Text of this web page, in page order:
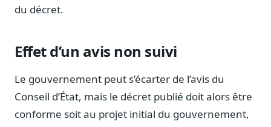
Chercheurs
Suivi par secteur
11 secteurs : énergie, santé, finance, numérique…
Cas d'usage concrets
Six cas pour gagner du temps
Conseil (Advisory)
du décret.
Effet d’un avis non suivi
Le gouvernement peut s’écarter de l’avis du
Conseil d’État, mais le décret publié doit alors être
conforme soit au projet initial du gouvernement,